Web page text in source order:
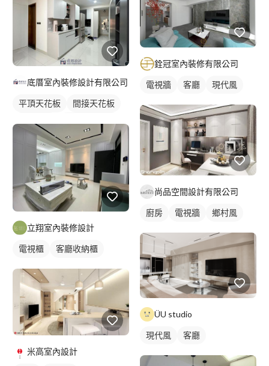
底厝室內裝修設計有限公司
平頂天花板
間接天花板
客廳燈光設計
立翔室內裝修設計
電視櫃 客廳收納櫃
米高室內設計
銓冠室內裝修有限公司
電視牆 客廳 現代風
尚品空間設計有限公司
廚房 電視牆 鄉村風
ÜU studio
現代風 客廳